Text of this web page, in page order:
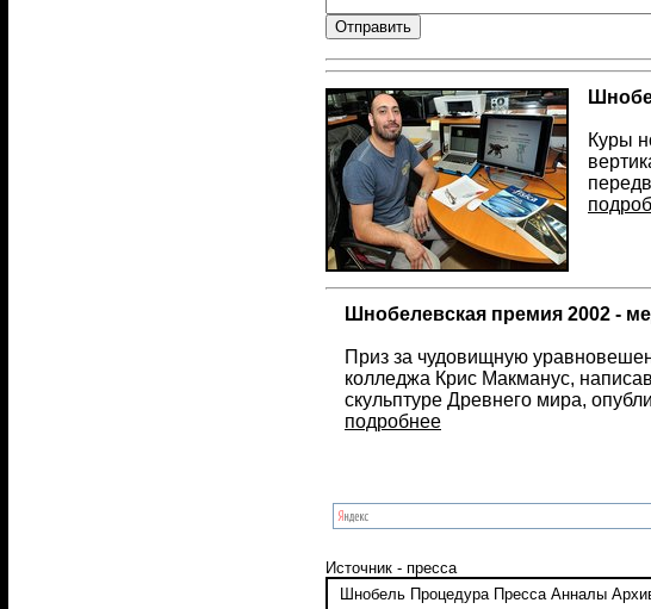
Куры
Шнобелевская премия 2002 -
Приз за чудовищную
колледжа Крис Макманус,
скульптуре Древнего мира,
подробнее
Источник - пресса
Шнобель Процедура Пресса Анналы